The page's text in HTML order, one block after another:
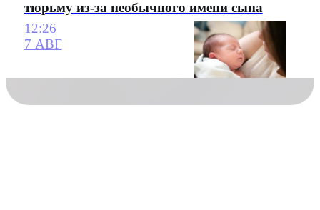
тюрьму из-за необычного имени сына
12:26
7 АВГ